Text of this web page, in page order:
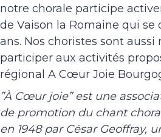
notre chorale participe
de Vaison la Romaine qui se
ans. Nos choristes sont aussi
participer aux activités
régional A Cœur Joie
”À Cœur joie” est une
de promotion du chant
en 1948 par César Geoffray,